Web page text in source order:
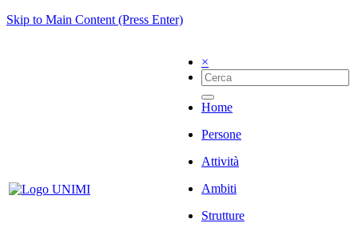
Skip to Main Content (Press Enter)
×
Home
Persone
Attività
Ambiti
Strutture